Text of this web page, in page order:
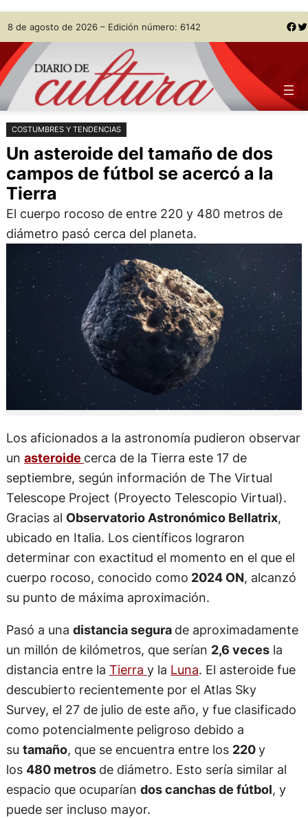
Saltar
al
contenido
Skip
to
content
8 de agosto de 2026 – Edición número: 6142 Facebook Twitter
COSTUMBRES Y TENDENCIAS
Un asteroide del tamaño de dos
campos de fútbol se acercó a la
Tierra
El cuerpo rocoso de entre 220 y 480 metros de
diámetro pasó cerca del planeta.
Los aficionados a la astronomía pudieron observar
un asteroide cerca de la Tierra este 17 de
septiembre, según información de The Virtual
Telescope Project (Proyecto Telescopio Virtual).
Gracias al Observatorio Astronómico Bellatrix,
ubicado en Italia. Los científicos lograron
determinar con exactitud el momento en el que el
cuerpo rocoso, conocido como 2024 ON, alcanzó
su punto de máxima aproximación.
Pasó a una distancia segura de aproximadamente
un millón de kilómetros, que serían 2,6 vecesla
distancia entre la Tierra y la Luna. El asteroide fue
descubierto recientemente por el Atlas Sky
Survey, el 27 de julio de este año, y fue clasificado
como potencialmente peligroso debido a
su tamaño, que se encuentra entre los 220y
los 480 metros de diámetro. Esto sería similar al
espacio que ocuparían dos canchas de fútbol, y
puede ser incluso mayor.